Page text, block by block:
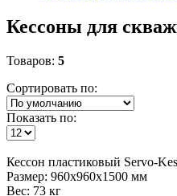
Кессоны для
Товаров: 5
Сортировать по:
Показать по:
Кессон пластиковый Servo-
Размер: 960x960x1500 мм
Вес: 73 кг